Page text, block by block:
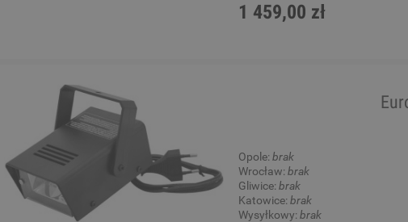
1 459,00 zł
Opole:brak
Wrocław:brak
Gliwice:brak
Katowice:brak
Wysyłkowy:brak